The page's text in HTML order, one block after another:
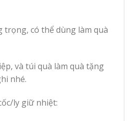
trọng, có thể dùng làm quà
và túi quà làm quà tặng
nhé.
ly giữ nhiệt: